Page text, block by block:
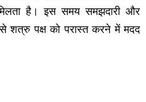
है। इस समय समझदारी और
शत्रु पक्ष को परास्त करने में मदद